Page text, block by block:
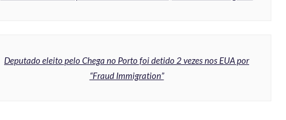
Deputado eleito pelo Chega no Porto foi detido 2 vezes nos EUA por
“Fraud Immigration”